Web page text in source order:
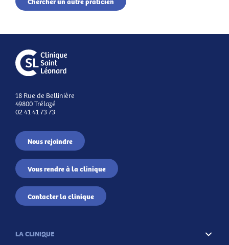
18 Rue de Bellinière
49800 Trélazé
02 41 41 73 73
Nous rejoindre
Vous rendre à la clinique
Contacter la clinique
LA CLINIQUE